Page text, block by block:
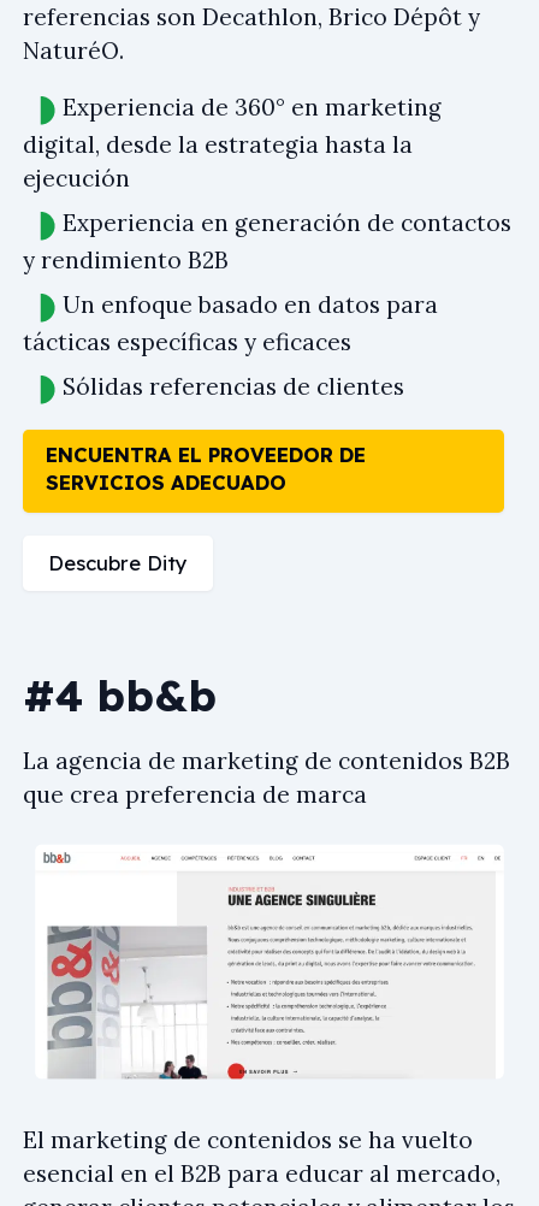
referencias son Decathlon, Brico Dépôt y
NaturéO.
Experiencia de 360° en marketing
digital, desde la estrategia hasta la
ejecución
Experiencia en generación de contactos
y rendimiento B2B
Un enfoque basado en datos para
tácticas específicas y eficaces
Sólidas referencias de clientes
ENCUENTRA EL PROVEEDOR DE
SERVICIOS ADECUADO
Descubre Dity
#4 bb&b
La agencia de marketing de contenidos B2B
que crea preferencia de marca
El marketing de contenidos se ha vuelto
esencial en el B2B para educar al mercado,